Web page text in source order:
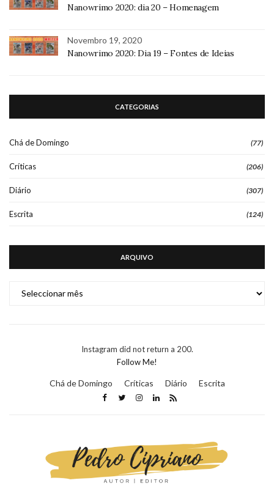
Nanowrimo 2020: dia 20 – Homenagem
Novembro 19, 2020
Nanowrimo 2020: Dia 19 – Fontes de Ideias
CATEGORIAS
Chá de Domingo (77)
Críticas (206)
Diário (307)
Escrita (124)
ARQUIVO
Instagram did not return a 200.
Follow Me!
Chá de Domingo Críticas Diário Escrita